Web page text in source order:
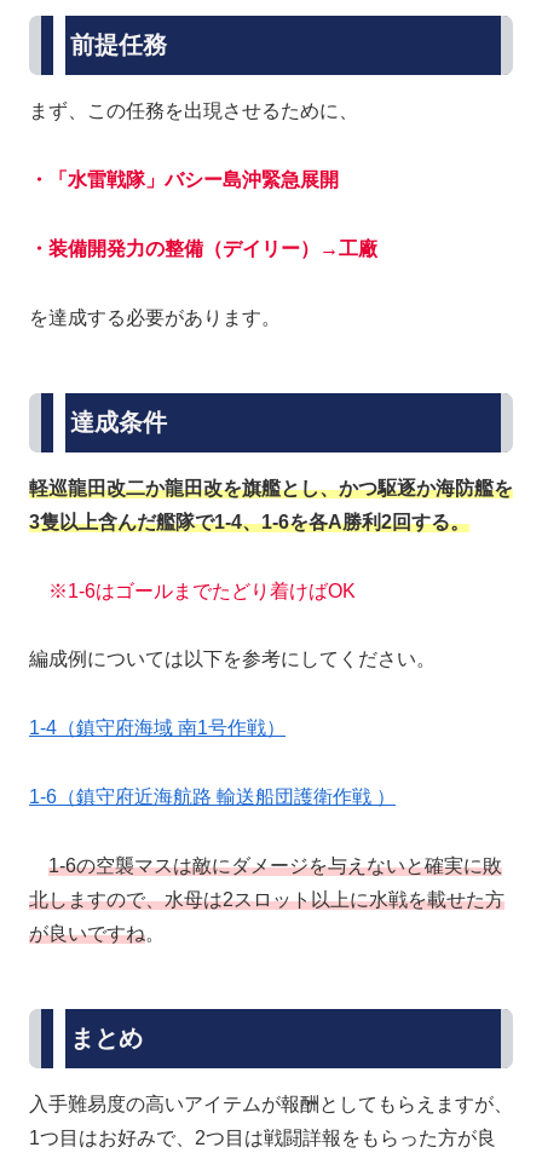
前提任務
まず、この任務を出現させるために、
・「水雷戦隊」バシー島沖緊急展開
・装備開発力の整備（デイリー）→工廠
を達成する必要があります。
達成条件
軽巡龍田改二か龍田改を旗艦とし、かつ駆逐か海防艦を
3隻以上含んだ艦隊で1-4、1-6を各A勝利2回する。
※1-6はゴールまでたどり着けばOK
編成例については以下を参考にしてください。
1-4（鎮守府海域 南1号作戦）
1-6（鎮守府近海航路 輸送船団護衛作戦 ）
1-6の空襲マスは敵にダメージを与えないと確実に敗
北しますので、水母は2スロット以上に水戦を載せた方
が良いですね。
まとめ
入手難易度の高いアイテムが報酬としてもらえますが、
1つ目はお好みで、2つ目は戦闘詳報をもらった方が良